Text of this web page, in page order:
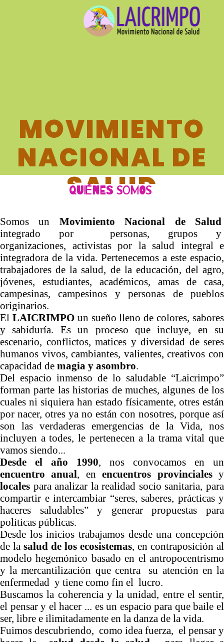
MOVIMIENTO
NACIONAL DE
SALUD
LAICRIMPO
quiénes somos
Somos un Movimiento Nacional de Salud
integrado por personas, grupos y
organizaciones, activistas por la salud integral e
integradora de la vida. Pertenecemos a este espacio,
trabajadores de la salud, de la educación, del agro,
jóvenes, estudiantes, académicos, amas de casa,
campesinas, campesinos y personas de pueblos
originarios.
El LAICRIMPOun sueño lleno de colores, sabores
y sabiduría. Es un proceso que incluye, en su
escenario, conflictos, matices y diversidad de seres
humanos vivos, cambiantes, valientes, creativos con
capacidad de magia y asombro.
Del espacio inmenso de lo saludable “Laicrimpo”
forman parte las historias de muches, algunes de los
cuales ni siquiera han estado físicamente, otres están
por nacer, otres ya no están con nosotres, porque así
son las verdaderas emergencias de la Vida, nos
incluyen a todes, le pertenecen a la trama vital que
vamos siendo...
Desde el año 1990, nos convocamos en un
encuentro anual, enencuentros provincialesy
locales para analizar la realidad socio sanitaria, para
compartir e intercambiar “seres, saberes, prácticas y
haceres saludables” y generar propuestas para
políticas públicas.
Desde los inicios trabajamos desde una concepción
de la salud de los ecosistemas, en contraposición al
modelo hegemónico basado en el antropocentrismo
y la mercantilización que centra su atención en la
enfermedad y tiene como fin el lucro.
Buscamos la coherencia y la unidad, entre el sentir,
el pensar y el hacer ... es un espacio para que baile el
ser, libre e ilimitadamente en la danza de la vida.
Fuimos descubriendo, como idea fuerza, el pensar y